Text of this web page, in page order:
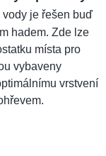
vody je řešen buď
hadem. Zde lze
místa pro
vybaveny
vrstvení